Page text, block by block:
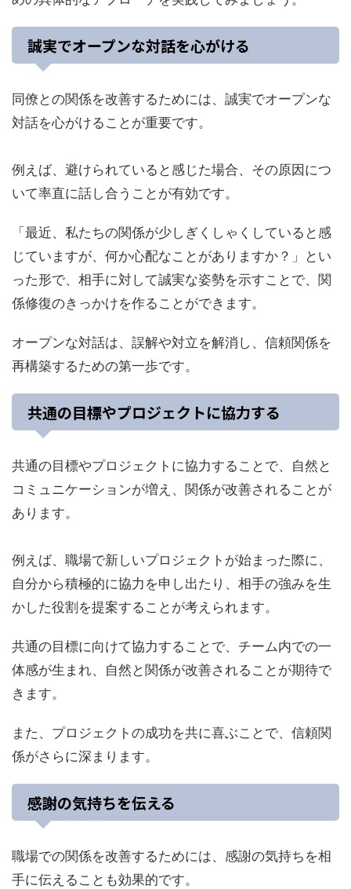
誠実でオープンな対話を心がける
同僚との関係を改善するためには、誠実でオープンな
対話を心がけることが重要です。
例えば、避けられていると感じた場合、その原因につ
いて率直に話し合うことが有効です。
「最近、私たちの関係が少しぎくしゃくしていると感
じていますが、何か心配なことがありますか？」とい
った形で、相手に対して誠実な姿勢を示すことで、関
係修復のきっかけを作ることができます。
オープンな対話は、誤解や対立を解消し、信頼関係を
再構築するための第一歩です。
共通の目標やプロジェクトに協力する
共通の目標やプロジェクトに協力することで、自然と
コミュニケーションが増え、関係が改善されることが
あります。
例えば、職場で新しいプロジェクトが始まった際に、
自分から積極的に協力を申し出たり、相手の強みを生
かした役割を提案することが考えられます。
共通の目標に向けて協力することで、チーム内での一
体感が生まれ、自然と関係が改善されることが期待で
きます。
また、プロジェクトの成功を共に喜ぶことで、信頼関
係がさらに深まります。
感謝の気持ちを伝える
職場での関係を改善するためには、感謝の気持ちを相
手に伝えることも効果的です。